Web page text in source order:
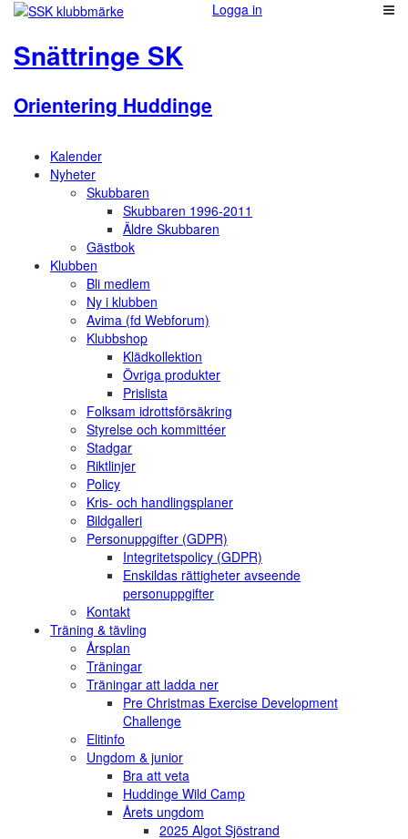
Logga in
Snättringe SK
Orientering Huddinge
Kalender
Nyheter
Skubbaren
Skubbaren 1996-2011
Äldre Skubbaren
Gästbok
Klubben
Bli medlem
Ny i klubben
Avima (fd Webforum)
Klubbshop
Klädkollektion
Övriga produkter
Prislista
Folksam idrottsförsäkring
Styrelse och kommittéer
Stadgar
Riktlinjer
Policy
Kris- och handlingsplaner
Bildgalleri
Personuppgifter (GDPR)
Integritetspolicy (GDPR)
Enskildas rättigheter avseende
personuppgifter
Kontakt
Träning & tävling
Årsplan
Träningar
Träningar att ladda ner
Pre Christmas Exercise Development
Challenge
Elitinfo
Ungdom & junior
Bra att veta
Huddinge Wild Camp
Årets ungdom
2025 Algot Sjöstrand